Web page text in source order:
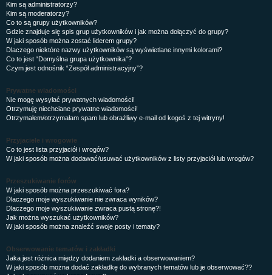
Kim są administratorzy?
Kim są moderatorzy?
Co to są grupy użytkowników?
Gdzie znajduje się spis grup użytkowników i jak można dołączyć do grupy?
W jaki sposób można zostać liderem grupy?
Dlaczego niektóre nazwy użytkowników są wyświetlane innymi kolorami?
Co to jest “Domyślna grupa użytkownika”?
Czym jest odnośnik “Zespół administracyjny”?
Prywatne wiadomości
Nie mogę wysyłać prywatnych wiadomości!
Otrzymuję niechciane prywatne wiadomości!
Otrzymałem/otrzymałam spam lub obraźliwy e-mail od kogoś z tej witryny!
Przyjaciele i wrogowie
Co to jest lista przyjaciół i wrogów?
W jaki sposób można dodawać/usuwać użytkowników z listy przyjaciół lub wrogów?
Przeszukiwanie forów
W jaki sposób można przeszukiwać fora?
Dlaczego moje wyszukiwanie nie zwraca wyników?
Dlaczego moje wyszukiwanie zwraca pustą stronę?!
Jak można wyszukać użytkowników?
W jaki sposób można znaleźć swoje posty i tematy?
Obserwowanie tematów i zakładki
Jaka jest różnica między dodaniem zakładki a obserwowaniem?
W jaki sposób można dodać zakładkę do wybranych tematów lub je obserwować??